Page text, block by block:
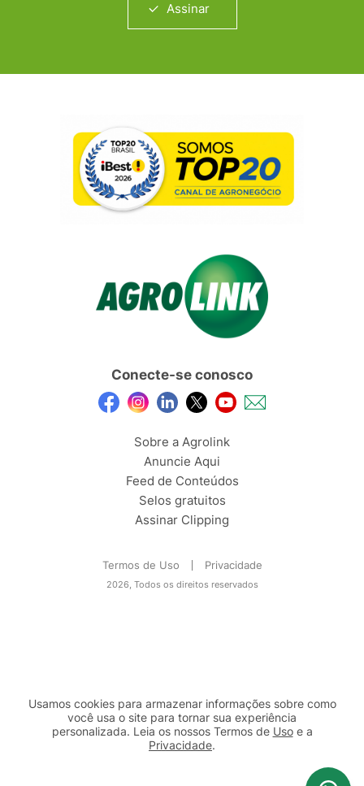
Assinar
Conecte-se conosco
Sobre a Agrolink
Anuncie Aqui
Feed de Conteúdos
Selos gratuitos
Assinar Clipping
Termos de Uso Privacidade
2026, Todos os direitos reservados
Usamos cookies para armazenar informações sobre como
você usa o site para tornar sua experiência
personalizada. Leia os nossos Termos de Usoe a
Privacidade.